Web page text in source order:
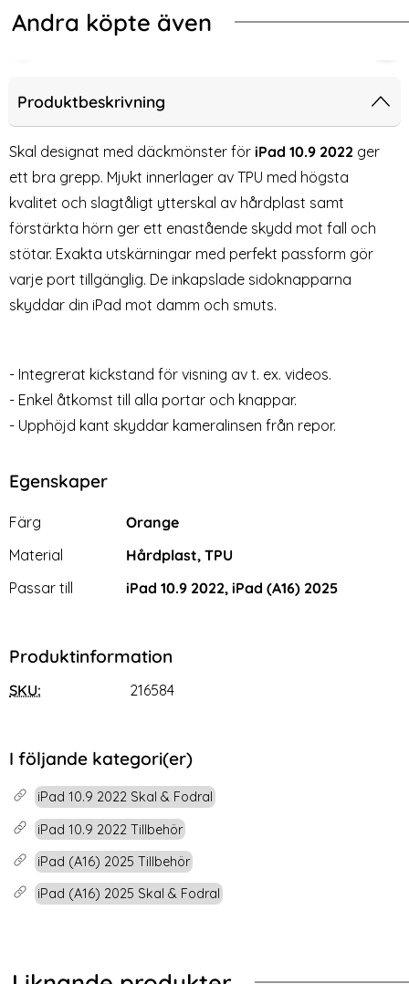
Andra köpte även
SmartCase Hybrid (Grå)
Pennhållare (Spring Flowers)
iPad 11 2025 / 10.9 2022 Fodral SC Pennhållare
Tech-Protect iPad 11 2025 /
rea pris
269 kr
Tillgänglighet:
Lagervara
Köp
iPad 11 2025 / iPad 10.9 2022 Fodral SC Hybrid
Tech-Protect iPad 11 2025 / iPad
rea pris
499 kr
Tillgänglighet:
Tech-Protect iPad 11 2025 / 10.9
Produktbeskrivning
Skal designat med däckmönster för iPad 10.9 2022 ger
ett bra grepp. Mjukt innerlager av TPU med högsta
kvalitet och slagtåligt ytterskal av hårdplast samt
förstärkta hörn ger ett enastående skydd mot fall och
stötar. Exakta utskärningar med perfekt passform gör
varje port tillgänglig. De inkapslade sidoknapparna
skyddar din iPad mot damm och smuts.
- Integrerat kickstand för visning av t. ex. videos.
- Enkel åtkomst till alla portar och knappar.
- Upphöjd kant skyddar kameralinsen från repor.
Egenskaper
Egenskaper/attribut för denna produkt
Attribut
Färg
Orange
Material
Hårdplast, TPU
Passar till
iPad 10.9 2022, iPad (A16) 2025
Produktinformation
SKU: 216584
I följande kategori(er)
iPad 10.9 2022 Skal & Fodral
iPad 10.9 2022 Tillbehör
iPad (A16) 2025 Tillbehör
iPad (A16) 2025 Skal & Fodral